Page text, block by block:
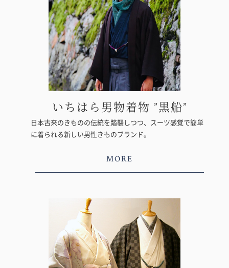
いちはら男物着物 ”黒船”
日本古来のきものの伝統を踏襲しつつ、スーツ感覚で簡単
に着られる新しい男性きものブランド。
MORE